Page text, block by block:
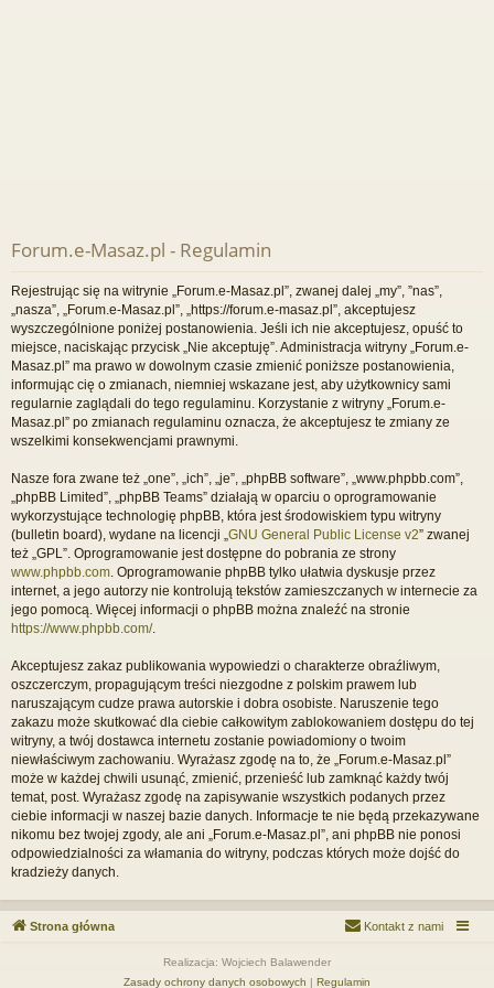
Forum.e-Masaz.pl - Regulamin
Rejestrując się na witrynie „Forum.e-Masaz.pl”, zwanej dalej „my”, ”nas”,
„nasza”, „Forum.e-Masaz.pl”, „https://forum.e-masaz.pl”, akceptujesz
wyszczególnione poniżej postanowienia. Jeśli ich nie akceptujesz, opuść to
miejsce, naciskając przycisk „Nie akceptuję”. Administracja witryny „Forum.e-
Masaz.pl” ma prawo w dowolnym czasie zmienić poniższe postanowienia,
informując cię o zmianach, niemniej wskazane jest, aby użytkownicy sami
regularnie zaglądali do tego regulaminu. Korzystanie z witryny „Forum.e-
Masaz.pl” po zmianach regulaminu oznacza, że akceptujesz te zmiany ze
wszelkimi konsekwencjami prawnymi.
Nasze fora zwane też „one”, „ich”, „je”, „phpBB software”, „www.phpbb.com”,
„phpBB Limited”, „phpBB Teams” działają w oparciu o oprogramowanie
wykorzystujące technologię phpBB, która jest środowiskiem typu witryny
(bulletin board), wydane na licencji „ GNU General Public License v2” zwanej
też „GPL”. Oprogramowanie jest dostępne do pobrania ze strony
www.phpbb.com . Oprogramowanie phpBB tylko ułatwia dyskusje przez
internet, a jego autorzy nie kontrolują tekstów zamieszczanych w internecie za
jego pomocą. Więcej informacji o phpBB można znaleźć na stronie
https://www.phpbb.com/.
Akceptujesz zakaz publikowania wypowiedzi o charakterze obraźliwym,
oszczerczym, propagującym treści niezgodne z polskim prawem lub
naruszającym cudze prawa autorskie i dobra osobiste. Naruszenie tego
zakazu może skutkować dla ciebie całkowitym zablokowaniem dostępu do tej
witryny, a twój dostawca internetu zostanie powiadomiony o twoim
niewłaściwym zachowaniu. Wyrażasz zgodę na to, że „Forum.e-Masaz.pl”
może w każdej chwili usunąć, zmienić, przenieść lub zamknąć każdy twój
temat, post. Wyrażasz zgodę na zapisywanie wszystkich podanych przez
ciebie informacji w naszej bazie danych. Informacje te nie będą przekazywane
nikomu bez twojej zgody, ale ani „Forum.e-Masaz.pl”, ani phpBB nie ponosi
odpowiedzialności za włamania do witryny, podczas których może dojść do
kradzieży danych.
Strona główna Kontakt z nami
Realizacja: Wojciech Balawender
Zasady ochrony danych osobowych | Regulamin